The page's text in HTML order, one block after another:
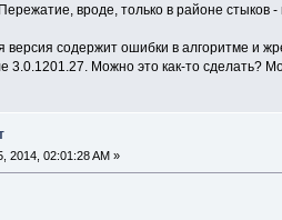
вроде, только в районе стыков
версия содержит ошибки в алгоритме и
3.0.1201.27. Можно это как-то сделать?
2014, 02:01:28 AM »